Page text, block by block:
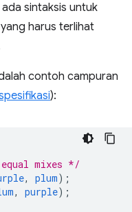
sintaksis untuk
harus terlihat
contoh campuran
):
mixes */
, plum);
, purple);